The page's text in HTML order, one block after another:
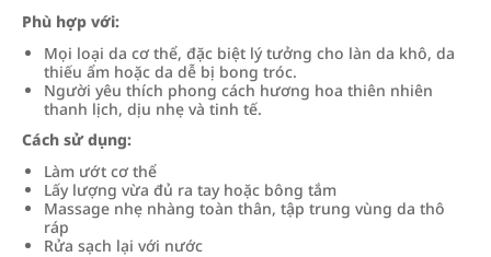
Phù hợp với:
Mọi loại da cơ thể, đặc biệt lý tưởng cho làn da khô, da
thiếu ẩm hoặc da dễ bị bong tróc.
Người yêu thích phong cách hương hoa thiên nhiên
thanh lịch, dịu nhẹ và tinh tế.
Cách sử dụng:
Làm ướt cơ thể
Lấy lượng vừa đủ ra tay hoặc bông tắm
Massage nhẹ nhàng toàn thân, tập trung vùng da thô
ráp
Rửa sạch lại với nước